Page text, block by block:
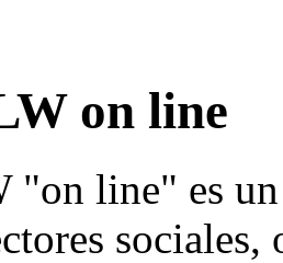
on line
"on line" es
sociales,